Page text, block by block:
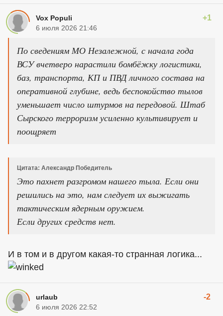
Vox Populi +1
6 июля 2026 21:46
По сведениям МО Незалежной, с начала года
ВСУ вчетверо нарастили бомбёжку логистики,
баз, транспорта, КП и ПВД личного состава на
оперативной глубине, ведь беспокойство тылов
уменьшает число штурмов на передовой. Штаб
Сырского терроризм усиленно культивирует и
поощряет
Цитата: Александр Победитель
Это пахнет разгромом нашего тыла. Если они
решились на это, нам следует их выжигать
тактическим ядерным оружием.
Если других средств нет.
И в том и в другом какая-то странная логика...
urlaub -2
6 июля 2026 22:52